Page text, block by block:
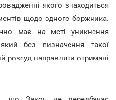
якого знаходиться
щодо одного боржника.
має на меті уникнення
без визначення такої
розсуд направляти отримані